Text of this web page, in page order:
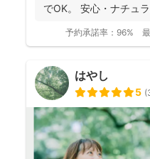
でOK。 安心・ナチュ
予約承諾率： 96%
はやし
5 (